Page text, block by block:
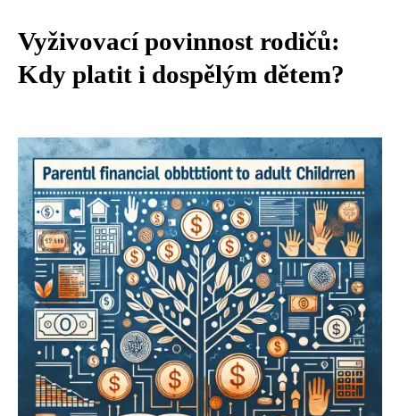
Vyživovací povinnost rodičů:
Kdy platit i dospělým dětem?